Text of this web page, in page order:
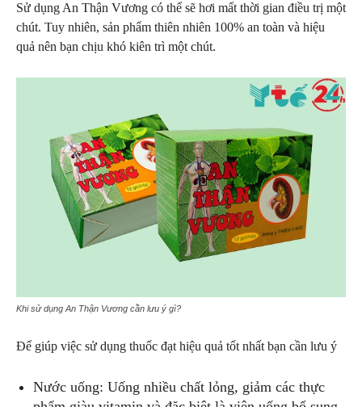
Sử dụng An Thận Vương có thể sẽ hơi mất thời gian điều trị một
chút. Tuy nhiên, sản phẩm thiên nhiên 100% an toàn và hiệu
quả nên bạn chịu khó kiên trì một chút.
Khi sử dụng An Thận Vương cần lưu ý gì?
Để giúp việc sử dụng thuốc đạt hiệu quả tốt nhất bạn cần lưu ý
Nước uống: Uống nhiều chất lỏng, giảm các thực